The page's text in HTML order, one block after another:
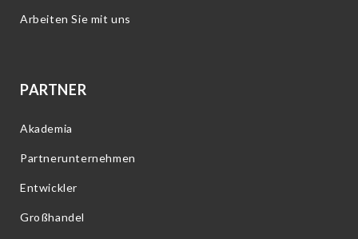
Arbeiten Sie mit uns
PARTNER
Akademia
Partnerunternehmen
Entwickler
Großhandel